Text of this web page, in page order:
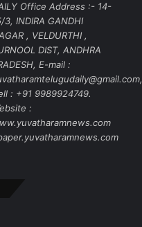
Office Address :- 14-
3, INDIRA GANDHI
, VELDURTHI ,
DIST, ANDHRA
E-mail :
: +91 9989924749.
: